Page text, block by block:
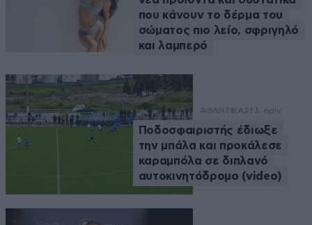
που κάνουν το δέρμα του
σώματος πιο λείο, σφριγηλό
και λαμπερό
ΑΘΛΗΤΙΚΑ21 λ. πριν
Ποδοσφαιριστής έδιωξε
την μπάλα και προκάλεσε
καραμπόλα σε διπλανό
αυτοκινητόδρομο (video)